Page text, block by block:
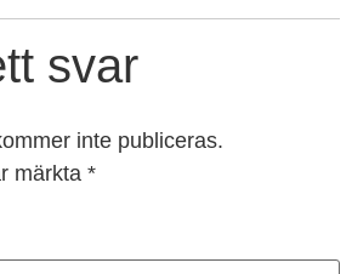
svar
inte publiceras.
märkta *